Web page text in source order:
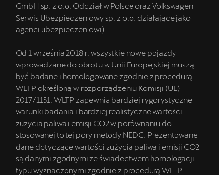
GmbH sp. z o.o. Oddział w Polsce oraz Volkswagen
Serwis Ubezpieczeniowy sp. z o.o. działające jako
agenci ubezpieczeniowi).
Od 1 września 2018 r. wszystkie nowe pojazdy
wprowadzane do obrotu w Unii Europejskiej muszą
być badane i homologowane zgodnie z procedurą
WLTP określoną w rozporządzeniu Komisji (UE)
2017/1151. WLTP zapewnia bardziej rygorystyczne
warunki badania i bardziej realistyczne wartości
zużycia paliwa i emisji CO2 w porównaniu do
stosowanej to tej pory metody NEDC. Prezentowane
dane dotyczące wartości zużycia paliwa i emisji CO2
są danymi zgodnymi ze świadectwem homologacji
typu wyznaczonymi zgodnie z procedurą WLTP.